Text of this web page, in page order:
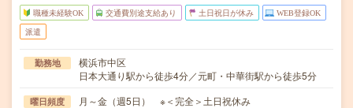
職種未経験OK 交通費別途支給あり 土日祝日が休み WEB登録OK
派遣
勤務地
横浜市中区
日本大通り駅から徒歩4分／元町・中華街駅から徒歩5分
曜日頻度 月～金（週5日） ※＜完全＞土日祝休み